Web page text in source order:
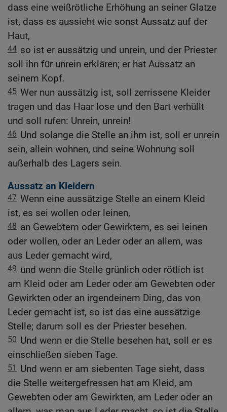
dass eine weißrötliche Erhöhung an seiner Glatze
ist, dass es aussieht wie sonst Aussatz auf der
Haut,
44 so ist er aussätzig und unrein, und der Priester
soll ihn für unrein erklären; er hat Aussatz an
seinem Kopf.
45 Wer nun aussätzig ist, soll zerrissene Kleider
tragen und das Haar lose und den Bart verhüllt
und soll rufen: Unrein, unrein!
46 Und solange die Stelle an ihm ist, soll er unrein
sein, allein wohnen, und seine Wohnung soll
außerhalb des Lagers sein.
Aussatz an Kleidern
47 Wenn eine aussätzige Stelle an einem Kleid
ist, es sei wollen oder leinen,
48 an Gewebtem oder Gewirktem, es sei leinen
oder wollen, oder an Leder oder an allem, was
aus Leder gemacht wird,
49 und wenn die Stelle grünlich oder rötlich ist
am Kleid oder am Leder oder am Gewebten oder
Gewirkten oder an irgendeinem Ding, das von
Leder gemacht ist, so ist das eine aussätzige
Stelle; darum soll es der Priester besehen.
50 Und wenn er die Stelle besehen hat, soll er es
einschließen sieben Tage.
51
Und wenn er am siebenten Tage sieht, dass
die Stelle weitergefressen hat am Kleid, am
Gewebten oder am Gewirkten, am Leder oder an